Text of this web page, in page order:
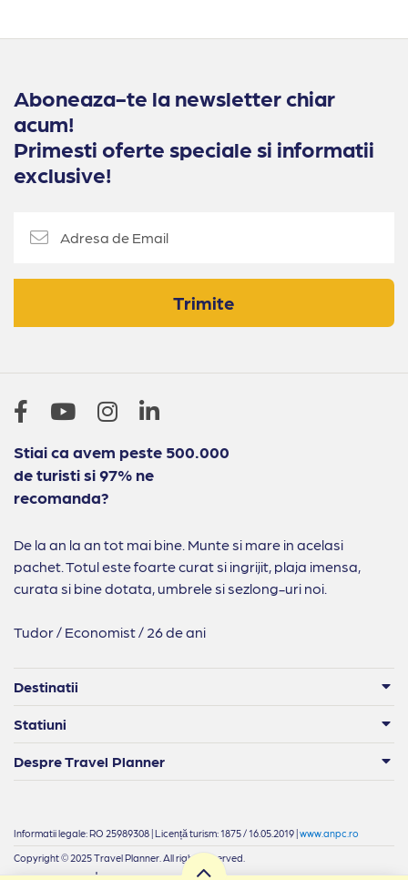
Aboneaza-te la newsletter chiar
acum!
Primesti oferte speciale si informatii
exclusive!
Trimite
Stiai ca avem peste 500.000
de turisti si 97% ne
recomanda?
De la an la an tot mai bine. Munte si mare in acelasi
pachet. Totul este foarte curat si ingrijit, plaja imensa,
curata si bine dotata, umbrele si sezlong-uri noi.
Tudor / Economist / 26 de ani
Destinatii
Statiuni
Despre Travel Planner
Informatii legale: RO 25989308 | Licență turism: 1875 / 16.05.2019 |www.anpc.ro
Copyright © 2025 Travel Planner. All rights reserved.